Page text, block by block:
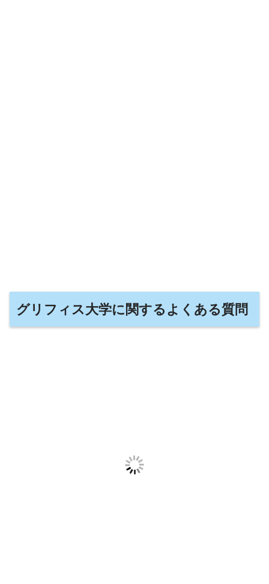
グリフィス大学に関するよくある質問